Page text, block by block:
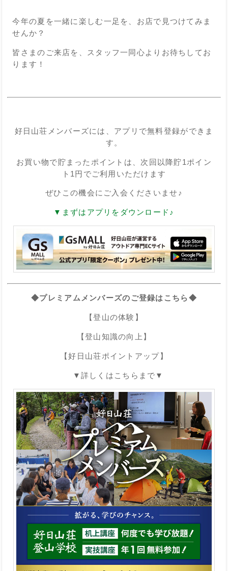
今年の夏を一緒に楽しむ一足を、お店で見つけてみま
せんか？
皆さまのご来店を、スタッフ一同心よりお待ちしてお
ります！
好日山荘メンバーズには、アプリで無料登録ができま
す。
お買い物で貯まったポイントは、次回以降貯1ポイン
ト1円でご利用いただけます
ぜひこの機会にご入会くださいませ♪
▼まずはアプリをダウンロード♪
◆プレミアムメンバーズのご登録はこちら◆
【登山の体験】
【登山知識の向上】
【好日山荘ポイントアップ】
▼詳しくはこちらまで▼